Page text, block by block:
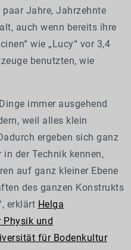
Jahre, Jahrzehnte
auch wenn bereits ihre
wie „Lucy“ vor 3,4
benutzten, wie
immer ausgehend
weil alles klein
ergeben sich ganz
der Technik kennen,
auf ganz kleiner Ebene
des ganzen Konstrukts
erklärt Helga
und
für Bodenkultur